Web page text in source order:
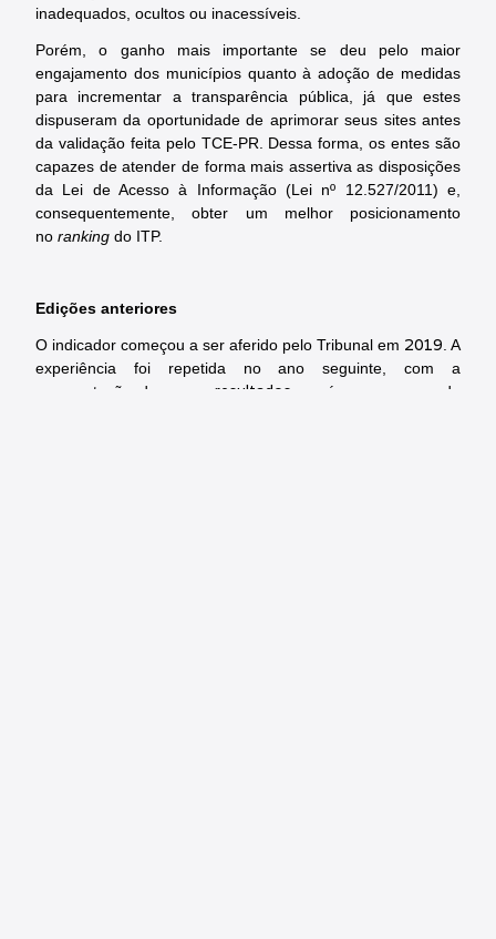
inadequados, ocultos ou inacessíveis.
Porém, o ganho mais importante se deu pelo maior
engajamento dos municípios quanto à adoção de medidas
para incrementar a transparência pública, já que estes
dispuseram da oportunidade de aprimorar seus sites antes
da validação feita pelo TCE-PR. Dessa forma, os entes são
capazes de atender de forma mais assertiva as disposições
da Lei de Acesso à Informação (Lei nº 12.527/2011) e,
consequentemente, obter um melhor posicionamento
no ranking do ITP.
Edições anteriores
O indicador começou a ser aferido pelo Tribunal em 2019 . A
experiência foi repetida no ano seguinte, com a
apresentação de novos resultados , porém com o uso da